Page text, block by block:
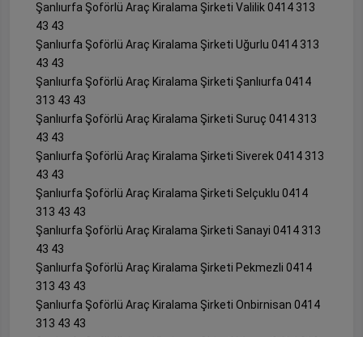
Şanlıurfa Şoförlü Araç Kiralama Şirketi Valilik 0414 313
43 43
Şanlıurfa Şoförlü Araç Kiralama Şirketi Uğurlu 0414 313
43 43
Şanlıurfa Şoförlü Araç Kiralama Şirketi Şanlıurfa 0414
313 43 43
Şanlıurfa Şoförlü Araç Kiralama Şirketi Suruç 0414 313
43 43
Şanlıurfa Şoförlü Araç Kiralama Şirketi Siverek 0414 313
43 43
Şanlıurfa Şoförlü Araç Kiralama Şirketi Selçuklu 0414
313 43 43
Şanlıurfa Şoförlü Araç Kiralama Şirketi Sanayi 0414 313
43 43
Şanlıurfa Şoförlü Araç Kiralama Şirketi Pekmezli 0414
313 43 43
Şanlıurfa Şoförlü Araç Kiralama Şirketi Onbirnisan 0414
313 43 43